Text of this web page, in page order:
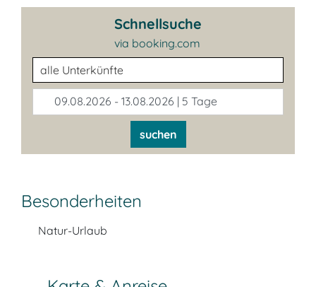
Schnellsuche
via booking.com
Unterkunftsart
09.08.2026 - 13.08.2026 | 5 Tage
suchen
Besonderheiten
Natur-Urlaub